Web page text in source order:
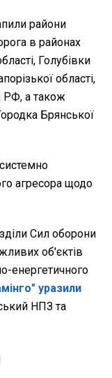
райони
в районах
Голубівки
області,
РФ, а також
Брянської
агресора щодо
Сил оборони
об'єктів
енергетичного
уразили
НПЗ та